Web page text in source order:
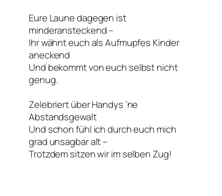
Eure Laune dagegen ist
minderansteckend –
Ihr wähnt euch als Aufmupfes Kinder
aneckend
Und bekommt von euch selbst nicht
genug.
Zelebriert über Handys ’ne
Abstandsgewalt
Und schon fühl ich durch euch mich
grad unsagbar alt –
Trotzdem sitzen wir im selben Zug!